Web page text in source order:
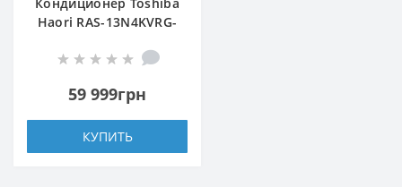
Haori RAS-13N4KVRG-
59 999грн
КУПИТЬ